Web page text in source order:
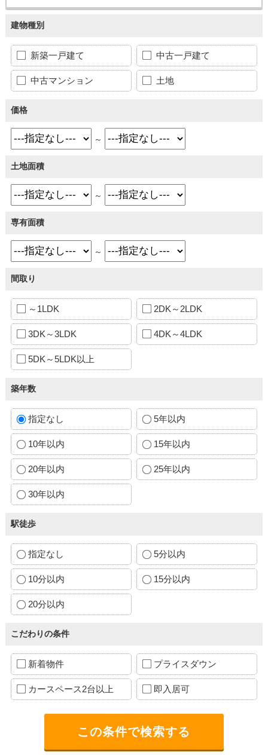
建物種別
新築一戸建て 中古一戸建て
中古マンション 土地
価格
～
土地面積
～
専有面積
～
間取り
～1LDK 2DK～2LDK
3DK～3LDK 4DK～4LDK
5DK～5LDK以上
築年数
指定なし 5年以内
10年以内 15年以内
20年以内 25年以内
30年以内
駅徒歩
指定なし 5分以内
10分以内 15分以内
20分以内
こだわりの条件
新着物件 プライスダウン
カースペース2台以上 即入居可